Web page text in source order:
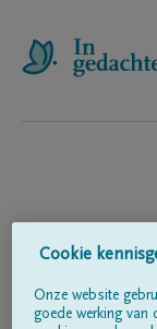
Volg ons op
Cookie
Onze website
goede werking van